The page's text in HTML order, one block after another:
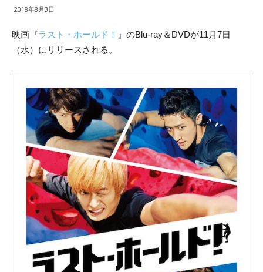
2018年8月3日
映画『ラスト・ホールド！ 』のBlu-ray＆DVDが11月7日
（水）にリリースされる。